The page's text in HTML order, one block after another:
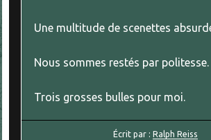
Une multitude de scenettes
Nous sommes restés par politesse.
Trois grosses bulles pour moi.
Écrit par : Ralph Reiss